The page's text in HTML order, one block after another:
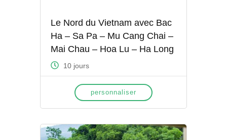
Le Nord du Vietnam avec Bac
Ha – Sa Pa – Mu Cang Chai –
Mai Chau – Hoa Lu – Ha Long
10 jours
personnaliser